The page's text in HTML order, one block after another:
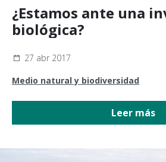
¿Estamos ante una
biológica?
27 abr 2017
Medio natural y biodiversidad
Leer más